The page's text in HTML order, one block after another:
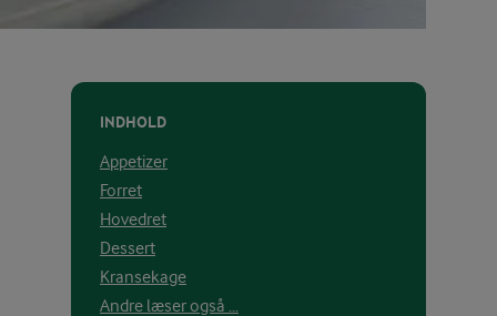
INDHOLD
Appetizer
Forret
Hovedret
Dessert
Kransekage
Andre læser også ...